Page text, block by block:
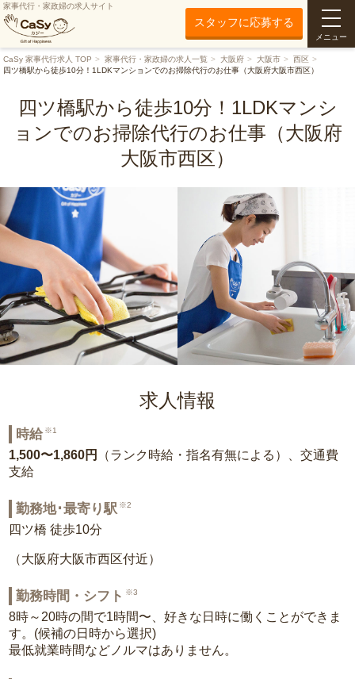
家事代行・家政婦の求人サイト
スタッフに応募する
メニュー
CaSy 家事代行求人 TOP 家事代行・家政婦の求人一覧 大阪府 大阪市
西区
四ツ橋駅から徒歩10分！1LDKマンションでのお掃除代行のお仕事（大阪府大阪市西区）
四ツ橋駅から徒歩10分！1LDKマンシ
ョンでのお掃除代行のお仕事（大阪府
大阪市西区）
求人情報
時給 ※1
1,500〜1,860円
（ランク時給・指名有無による）、交通費
支給
勤務地･最寄り駅 ※2
四ツ橋 徒歩10分
（大阪府大阪市西区付近）
勤務時間・シフト ※3
8時～20時の間で1時間〜、好きな日時に働くことができま
す。(候補の日時から選択)
最低就業時間などノルマはありません。